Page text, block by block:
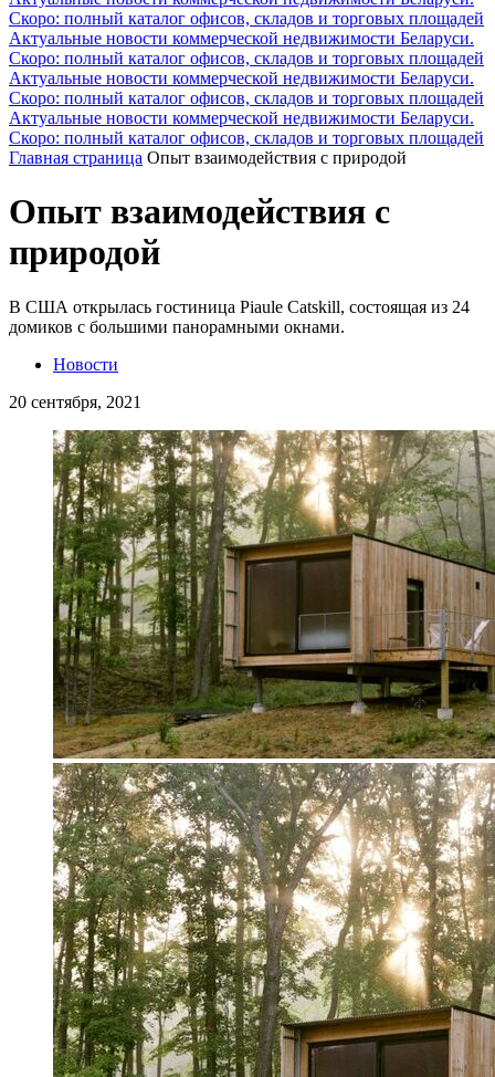
Скоро: полный каталог офисов, складов и торговых площадей
Актуальные новости коммерческой недвижимости Беларуси.
Скоро: полный каталог офисов, складов и торговых площадей
Актуальные новости коммерческой недвижимости Беларуси.
Скоро: полный каталог офисов, складов и торговых площадей
Актуальные новости коммерческой недвижимости Беларуси.
Скоро: полный каталог офисов, складов и торговых площадей
Главная страница Опыт взаимодействия с природой
Опыт взаимодействия с
природой
В США открылась гостиница Piaule Catskill, состоящая из 24
домиков с большими панорамными окнами.
Новости
20 сентября, 2021